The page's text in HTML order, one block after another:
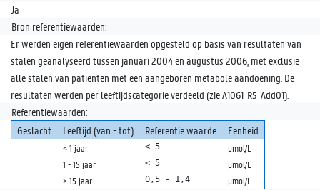
Ja
Bron referentiewaarden:
Er werden eigen referentiewaarden opgesteld op basis van resultaten van
stalen geanalyseerd tussen januari 2004 en augustus 2006, met exclusie
alle stalen van patiënten met een aangeboren metabole aandoening. De
resultaten werden per leeftijdscategorie verdeeld (zie A1061-R5-Add01).
Referentiewaarden:
Geslacht
Leeftijd (van - tot) Referentie waarde Eenheid
< 1 jaar < 5
µmol/L
1 - 15 jaar
< 5
µmol/L
> 15 jaar
0,5 - 1,4 µmol/L